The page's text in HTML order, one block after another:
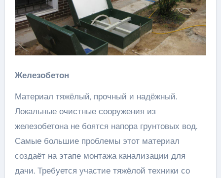
Железобетон
Материал тяжёлый, прочный и надёжный.
Локальные очистные сооружения из
железобетона не боятся напора грунтовых вод.
Самые большие проблемы этот материал
создаёт на этапе монтажа канализации для
дачи. Требуется участие тяжёлой техники со